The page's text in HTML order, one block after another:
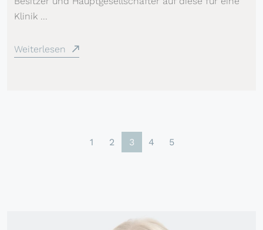
Klinik ...
Weiterlesen
1 2 3 4 5